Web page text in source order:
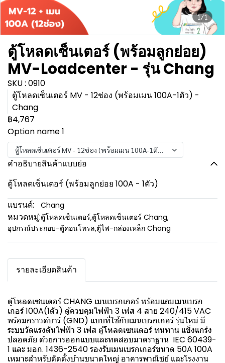
1/1
ตู้โหลดเซ็นเตอร์ (พร้อมลูกย่อย)
MV-Loadcenter - รุ่น Chang
SKU : 0910
ตู้โหลดเซ็นเตอร์ MV - 12ช่อง (พร้อมเมน 100A-1ตัว) -
Chang
฿4,767
Option name 1
ตู้โหลดเซ็นเตอร์ MV - 12ช่อง (พร้อมเมน 100A-1ตัว) - Chang
คำอธิบายสินค้าแบบย่อ
ตู้โหลดเซ็นเตอร์ (พร้อมลูกย่อย 100A - 1ตัว)
แบรนด์:
Chang
หมวดหมู่:ตู้โหลดเซ็นเตอร์,ตู้โหลดเซ็นเตอร์ Chang,
อุปกรณ์ประกอบ-ตู้คอนโทรล,ตู้ไฟ-กล่องเหล็ก Chang
รายละเอียดสินค้า
ตู้โหลดเซนเตอร์ CHANG เมนเบรกเกอร์ พร้อมแถมเมนเบรก
เกอร์ 100A(1ตัว) ตู้ควบคุมไฟฟ้า 3 เฟส 4 สาย 240/415 VAC
พร้อมกราวด์บาร์ (GND) แบบที่ใช้กับเมนเบรกเกอร์ รุ่นใหม่ มี
ระบบวัดแรงดันไฟฟ้า 3 เฟส ตู้โหลดเซนเตอร์ ทนทาน แข็งแกร่ง
ปลอดภัย ด้วยการออกแบบและทดสอบมาตราฐาน IEC 60439-
1 และ มอก. 1436-2540 รองรับเมนเบรกเกอร์ขนาด 50A 100A
เหมาะสำหรับติดตั้งบ้านขนาดใหญ่ อาคารพาณิชย์ และโรงงาน